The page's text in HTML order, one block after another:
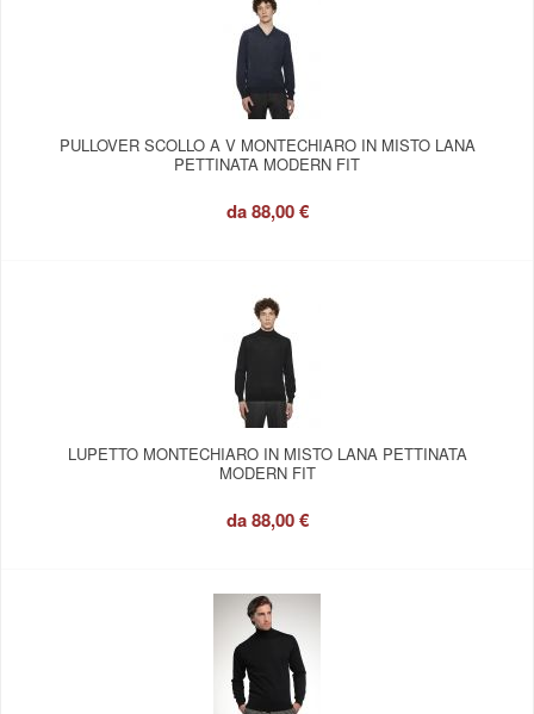
PULLOVER SCOLLO A V MONTECHIARO IN MISTO LANA
PETTINATA MODERN FIT
da88,00 €
LUPETTO MONTECHIARO IN MISTO LANA PETTINATA
MODERN FIT
da88,00 €